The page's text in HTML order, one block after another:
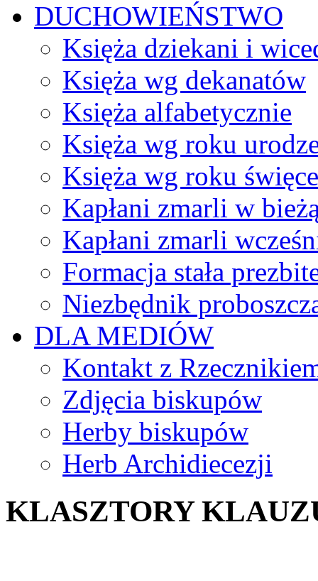
DUCHOWIEŃSTWO
Księża dziekani i
Księża wg dekanatów
Księża alfabetycznie
Księża wg roku
Księża wg roku
Kapłani zmarli w
Kapłani zmarli
Formacja stała
Niezbędnik
DLA MEDIÓW
Kontakt z
Zdjęcia biskupów
Herby biskupów
Herb Archidiecezji
KLASZTORY